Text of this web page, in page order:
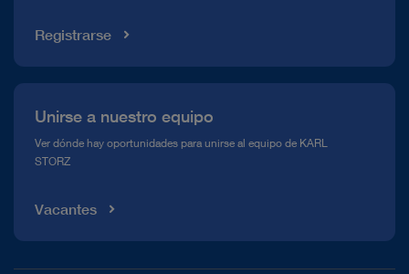
Registrarse
Unirse a nuestro equipo
Ver dónde hay oportunidades para unirse al equipo de KARL
STORZ
Vacantes